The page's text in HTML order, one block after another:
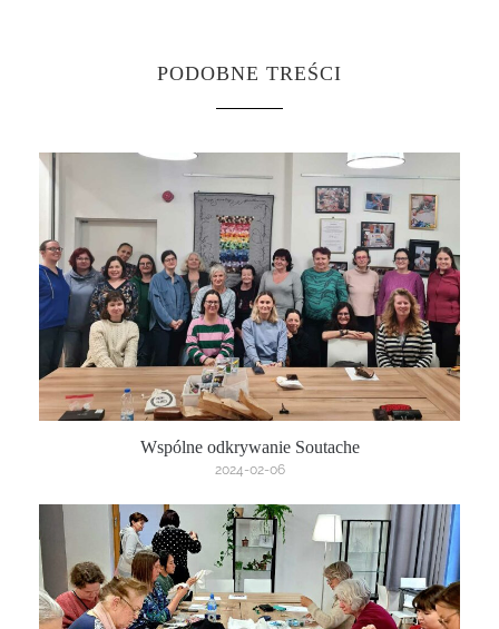
PODOBNE TREŚCI
Wspólne odkrywanie Soutache
2024-02-06